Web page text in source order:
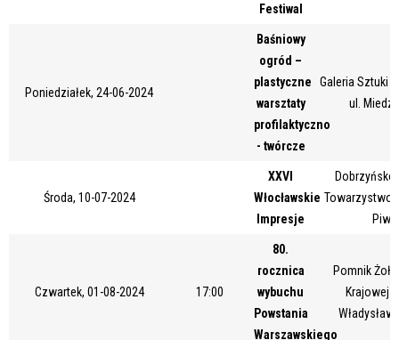
Festiwal
Poniedziałek, 24-06-2024
Baśniowy
ogród –
plastyczne
warsztaty
profilaktyczno
- twórcze
Galeria Sztuki
ul.
Środa, 10-07-2024
XXVI
Włocławskie
Impresje
Towarzystwo
Czwartek, 01-08-2024 17:00
80.
rocznica
wybuchu
Powstania
Warszawskiego
Pomnik
Krajowej -